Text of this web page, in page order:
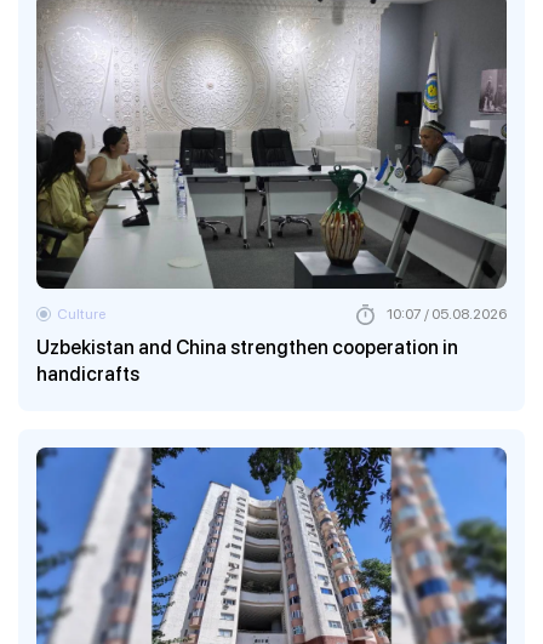
Uzbekistan and China strengthen cooperation in
handicrafts
Culture 10:07 / 05.08.2026